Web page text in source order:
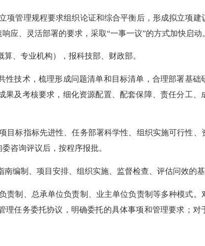
管理规程要求组织论证和综合平衡后，形成拟立项建
应、灵活部署的要求，采取“一事一议”的方式加快启动
、专业机构），报科技部、财政部。
术，梳理形成问题清单和目标清单，合理部署基础
及考核要求，细化资源配置、配套保障、责任分工、
标指标先进性、任务部署科学性、组织实施可行性、
咨询评议后，按程序报批。
制、项目安排、组织实施、监督检查、评估问效的基
制、总承单位负责制、业主单位负责制等多种模式。
任务委托协议，明确委托的具体事项和管理要求；对